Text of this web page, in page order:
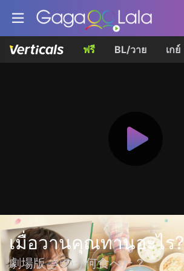
ฟรี BL/วาย เกย์
เมื่อวานคุณทานอะไร?
劇場版 きのう何食べた？